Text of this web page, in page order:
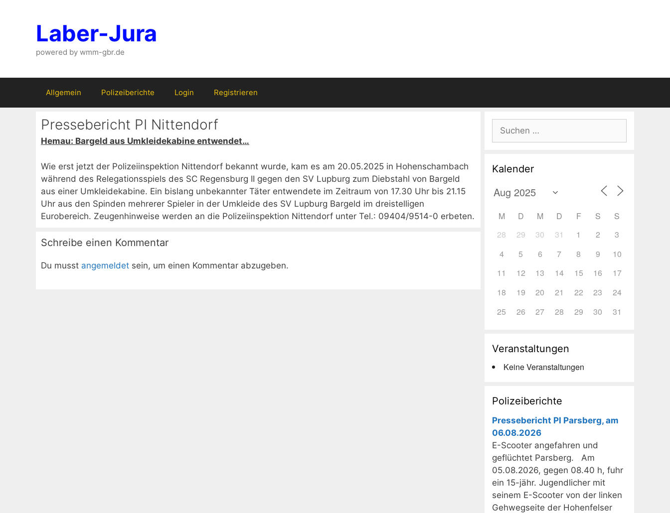
Laber-Jura
powered by wmm-gbr.de
Allgemein Polizeiberichte Login Registrieren
Pressebericht PI Nittendorf
Hemau: Bargeld aus Umkleidekabine entwendet…
Wie erst jetzt der Polizeiinspektion Nittendorf bekannt wurde, kam es am 20.05.2025 in Hohenschambach
während des Relegationsspiels des SC Regensburg II gegen den SV Lupburg zum Diebstahl von Bargeld
aus einer Umkleidekabine. Ein bislang unbekannter Täter entwendete im Zeitraum von 17.30 Uhr bis 21.15
Uhr aus den Spinden mehrerer Spieler in der Umkleide des SV Lupburg Bargeld im dreistelligen
Eurobereich. Zeugenhinweise werden an die Polizeiinspektion Nittendorf unter Tel.: 09404/9514-0 erbeten.
Schreibe einen Kommentar
Du musst angemeldet sein, um einen Kommentar abzugeben.
Suchen
nach:
Kalender
M D M D F S
S
28
29 30 31 1 2
3
4
5 6 7 8 9
10
11
12 13 14 15 16
17
18
19 20 21 22 23
24
25
26 27 28 29 30 31
Veranstaltungen
Keine Veranstaltungen
Polizeiberichte
Pressebericht PI Parsberg, am
06.08.2026
E-Scooter angefahren und
geflüchtet Parsberg. Am
05.08.2026, gegen 08.40 h, fuhr
ein 15-jähr. Jugendlicher mit
seinem E-Scooter von der linken
Gehwegseite der Hohenfelser